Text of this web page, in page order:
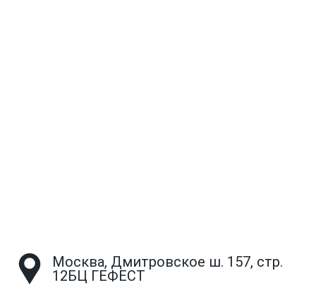
Москва, Дмитровское ш. 157, стр.
12БЦ ГЕФЕСТ